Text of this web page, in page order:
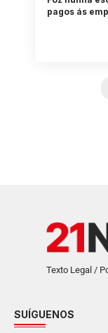
pagos ás
Texto Legal /
SUÍGUENOS